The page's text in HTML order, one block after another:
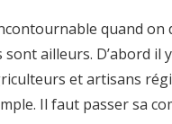
quand on
ailleurs. D’abord il
et artisans
Il faut passer sa